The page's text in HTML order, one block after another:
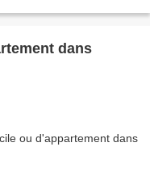
dans